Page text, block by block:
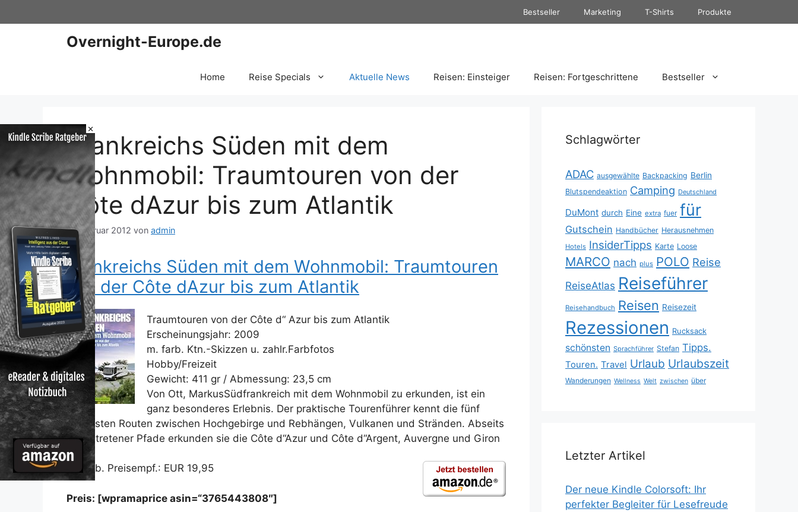
×
Inhalt
Bestseller Marketing T-Shirts Produkte
Overnight-Europe.de
Home Reise Specials Aktuelle News Reisen: Einsteiger Reisen: Fortgeschrittene Bestseller
Frankreichs Süden mit dem
Wohnmobil: Traumtouren von der
Côte dAzur bis zum Atlantik
11. Februar 2012 von admin
Frankreichs Süden mit dem Wohnmobil: Traumtouren
von der Côte dAzur bis zum Atlantik
Traumtouren von der Côte d“ Azur bis zum Atlantik
Erscheinungsjahr: 2009
m. farb. Ktn.-Skizzen u. zahlr.Farbfotos
Hobby/Freizeit
Gewicht: 411 gr / Abmessung: 23,5 cm
Von Ott, MarkusSüdfrankreich mit dem Wohnmobil zu erkunden, ist ein
ganz besonderes Erlebnis. Der praktische Tourenführer kennt die fünf
schönsten Routen zwischen Hochgebirge und Rebhängen, Vulkanen und Stränden. Abseits
ausgetretener Pfade erkunden sie die Côte d“Azur und Côte d“Argent, Auvergne und Giron
Unverb. Preisempf.: EUR 19,95
Preis: [wpramaprice asin=“3765443808″]
Schlagwörter
ADAC ausgewählte Backpacking Berlin
Blutspendeaktion Camping Deutschland
DuMont durch Eine extra fuer für
Gutschein Handbücher Herausnehmen
Hotels InsiderTipps Karte Loose
MARCO nach plus POLO Reise
ReiseAtlas Reiseführer
Reisehandbuch Reisen Reisezeit
Rezessionen Rucksack
schönsten Sprachführer Stefan Tipps.
Touren. Travel Urlaub Urlaubszeit
Wanderungen Wellness Welt zwischen über
Letzter Artikel
Der neue Kindle Colorsoft: Ihr
perfekter Begleiter für Lesefreude